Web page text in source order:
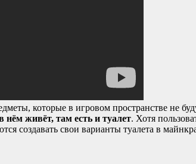
которые в игровом пространстве не
нём живёт, там есть и туалет. Хотя
создавать свои варианты туалета в